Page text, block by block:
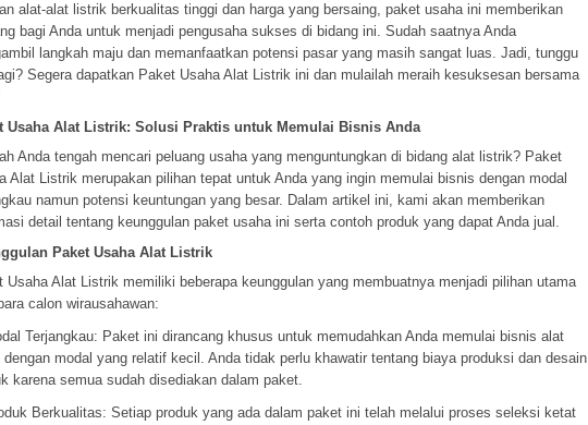
alat-alat listrik berkualitas tinggi dan harga yang bersaing, paket usaha ini memberikan
bagi Anda untuk menjadi pengusaha sukses di bidang ini. Sudah saatnya Anda
langkah maju dan memanfaatkan potensi pasar yang masih sangat luas. Jadi, tunggu
Segera dapatkan Paket Usaha Alat Listrik ini dan mulailah meraih kesuksesan bersama
Usaha Alat Listrik: Solusi Praktis untuk Memulai Bisnis Anda
Anda tengah mencari peluang usaha yang menguntungkan di bidang alat listrik? Paket
Alat Listrik merupakan pilihan tepat untuk Anda yang ingin memulai bisnis dengan modal
namun potensi keuntungan yang besar. Dalam artikel ini, kami akan memberikan
detail tentang keunggulan paket usaha ini serta contoh produk yang dapat Anda jual.
Paket Usaha Alat Listrik
Usaha Alat Listrik memiliki beberapa keunggulan yang membuatnya menjadi pilihan utama
calon wirausahawan:
Terjangkau: Paket ini dirancang khusus untuk memudahkan Anda memulai bisnis alat
dengan modal yang relatif kecil. Anda tidak perlu khawatir tentang biaya produksi dan desain
karena semua sudah disediakan dalam paket.
Berkualitas: Setiap produk yang ada dalam paket ini telah melalui proses seleksi ketat